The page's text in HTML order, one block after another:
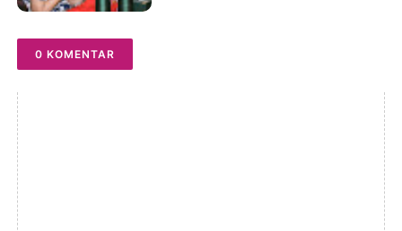
0 KOMENTAR